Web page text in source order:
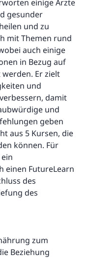
einige Ärzte
gesunder
und zu
mit Themen rund
auch einige
in Bezug auf
Er zielt
und
damit
und
geben
aus 5 Kursen, die
können. Für
einen FutureLearn
des
des
zum
Beziehung